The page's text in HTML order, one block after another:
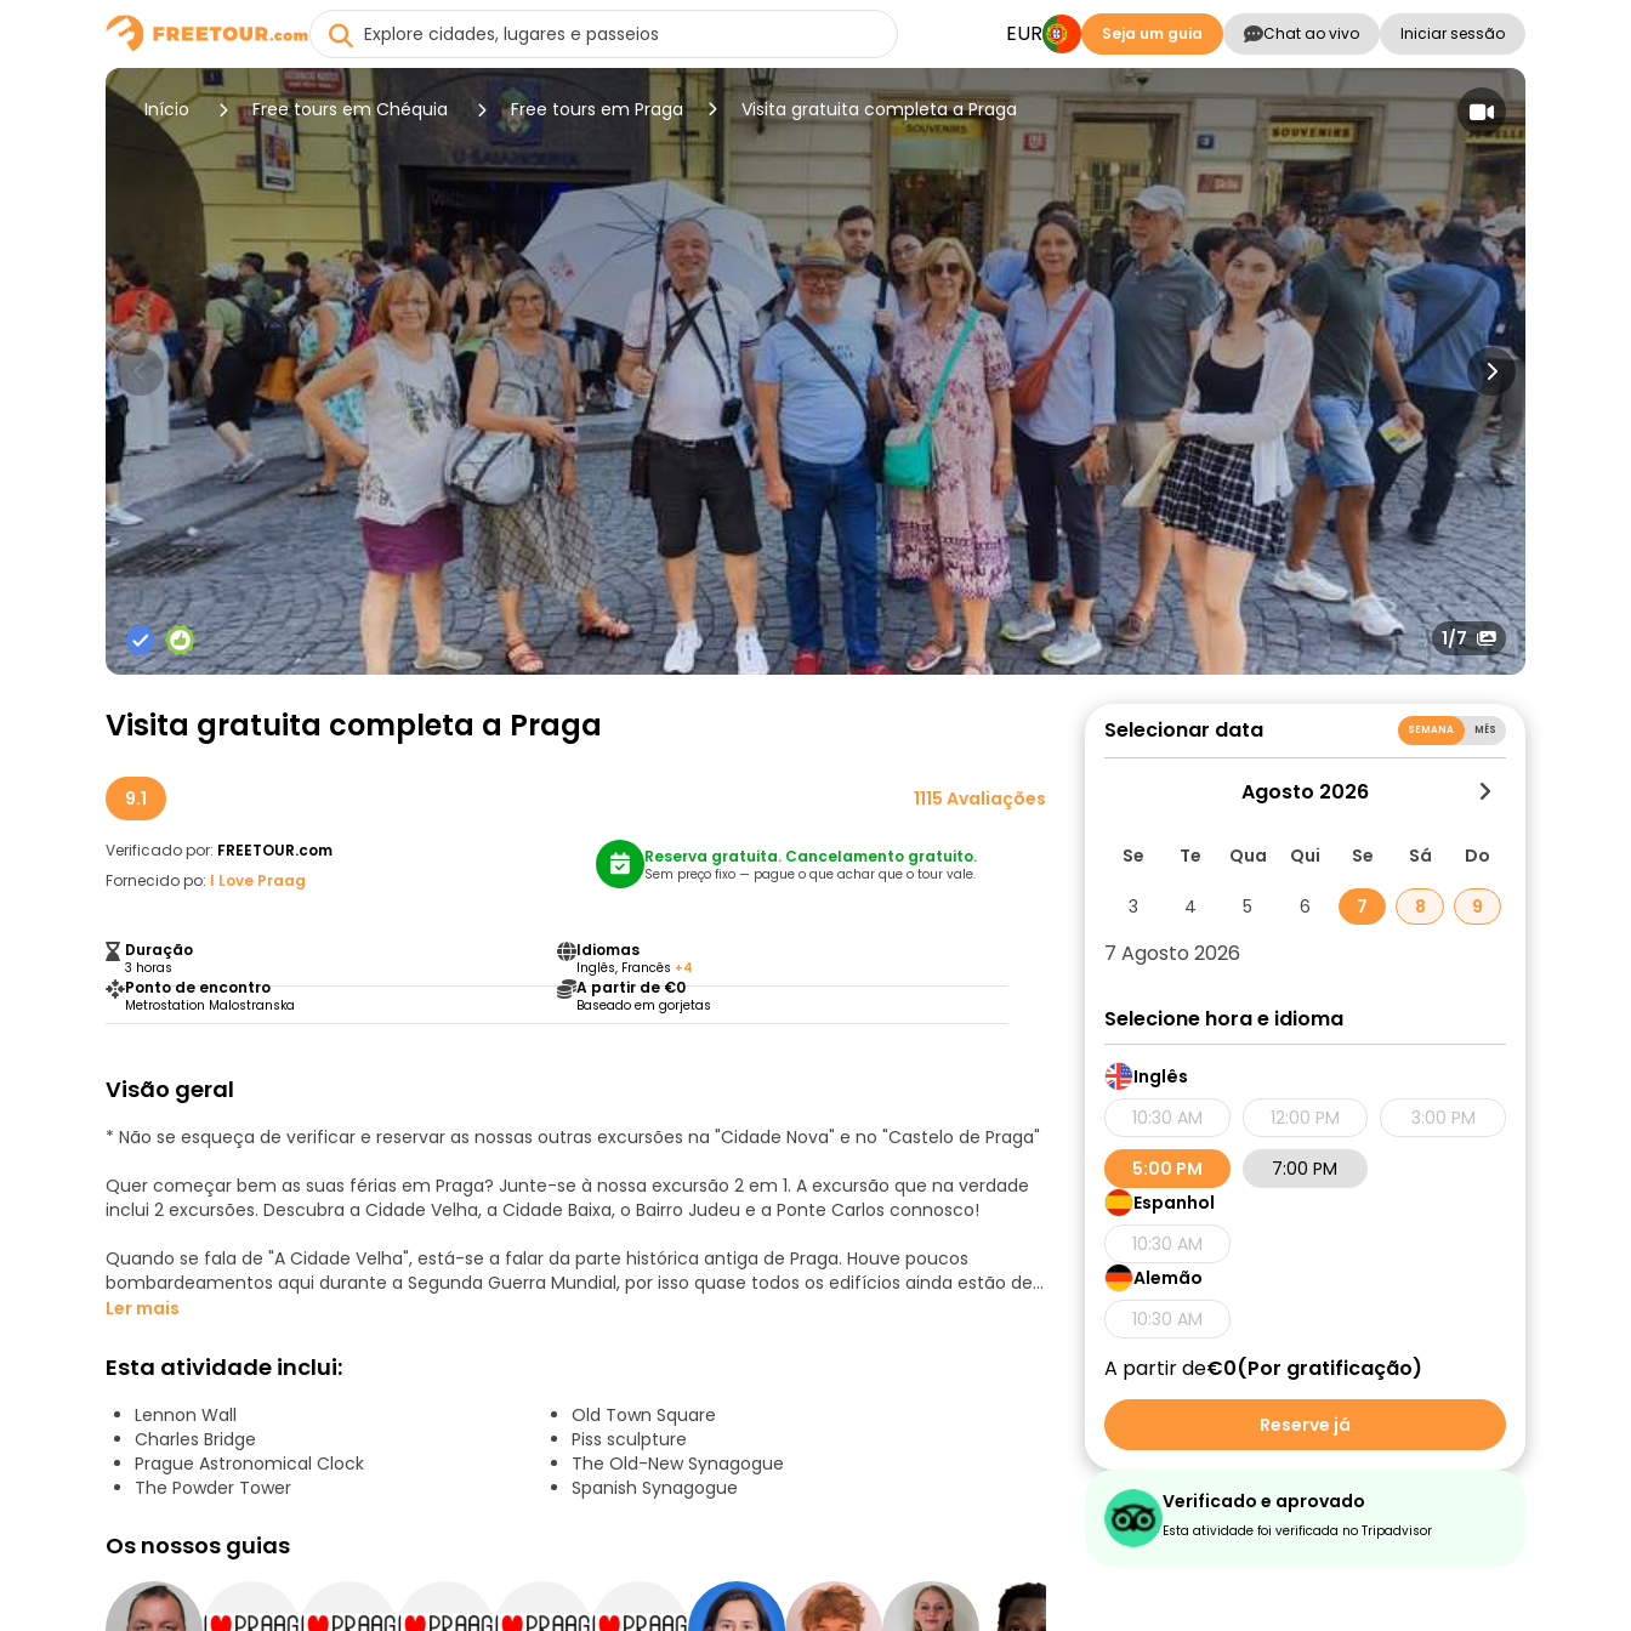
EUR Seja um guia Chat ao vivo Iniciar sessão
Início Free tours em Chéquia Free tours em Praga Visita gratuita completa a Praga
1/7
Visita gratuita completa a Praga
9.1 1115 Avaliações
Verificado por: FREETOUR.com
Fornecido po: I Love Praag
Duração
3 horas
Idiomas
Inglês, Francês +4
Ponto de encontro
Metrostation Malostranska
A partir de €0
Baseado em gorjetas
Reserva gratuita. Cancelamento gratuito.
Sem preço fixo — pague o que achar que o tour vale.
Visão geral
* Não se esqueça de verificar e reservar as nossas outras excursões na "Cidade Nova" e no "Castelo de Praga"
Quer começar bem as suas férias em Praga? Junte-se à nossa excursão 2 em 1. A excursão que na verdade
inclui 2 excursões. Descubra a Cidade Velha, a Cidade Baixa, o Bairro Judeu e a Ponte Carlos connosco!
Quando se fala de "A Cidade Velha", está-se a falar da parte histórica antiga de Praga. Houve poucos
bombardeamentos aqui durante a Segunda Guerra Mundial, por isso quase todos os edifícios ainda estão de
pé e no seu estado original. A Cidade Velha de Praga é verdadeiramente um impressionante museu ao ar
a Ponte Carlos e o Bairro Judeu.
Este passeio a pé é fácil de acompanhar por qualquer empresa/família (sem grande esforço). Pontos de
interesse:
- Mala Strana
- Čůrající postavy
- Ponte Carlos
- Antiga sinagoga nova
- Praça da Cidade Velha
Ler mais
Esta atividade inclui:
Lennon Wall
Old Town Square
Charles Bridge
Piss sculpture
Prague Astronomical Clock
The Old-New Synagogue
The Powder Tower
Spanish Synagogue
Os nossos guias
Selecionar data SEMANA MÊS
Agosto 2026
Se Te Qua Qui Se Sá Do
3 4 5 6 7 8 9
7 Agosto 2026
Selecione hora e idioma
Inglês
10:30 AM
12:00 PM 3:00 PM
5:00 PM
7:00 PM
Espanhol
10:30 AM
Alemão
10:30 AM
A partir de€0 Por gratificação
Reserve já
Verificado e aprovado
Esta atividade foi verificada no Tripadvisor